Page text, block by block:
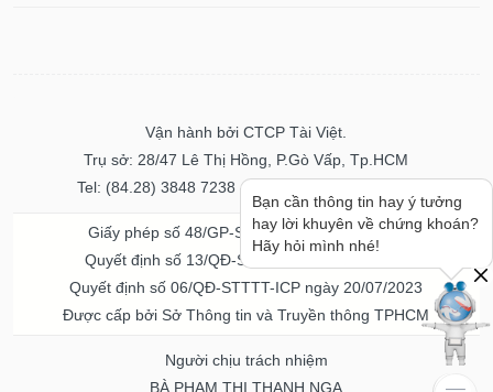
Vận hành bởi CTCP Tài Việt.
Trụ sở: 28/47 Lê Thị Hồng, P.Gò Vấp, Tp.HCM
Tel: (84.28) 3848 7238 - Fax: (84.28) 3848 7237
Giấy phép số 48/GP-STTTT ngày 04/11/2016
Quyết định số 13/QĐ-STTTT ngày 02/11/2017
Quyết định số 06/QĐ-STTTT-ICP ngày 20/07/2023
Được cấp bởi Sở Thông tin và Truyền thông TPHCM
Người chịu trách nhiệm
BÀ PHẠM THỊ THANH NGA
Bạn cần thông tin hay ý tưởng
hay lời khuyên về chứng khoán?
Hãy hỏi mình nhé!